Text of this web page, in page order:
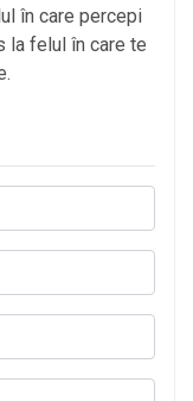
în care percepi
la felul în care te